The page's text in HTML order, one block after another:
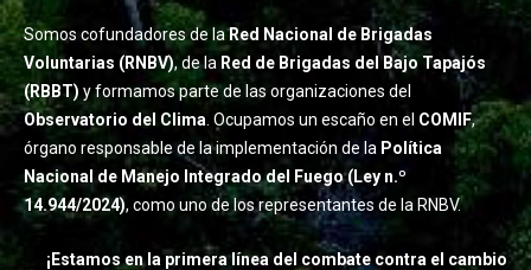
Somos cofundadores de laRed Nacional de Brigadas
Voluntarias (RNBV), de la Red de Brigadas del Bajo Tapajós
(RBBT) y formamos parte de las organizaciones del
Observatorio del Clima . Ocupamos un escaño en el COMIF,
órgano responsable de la implementación de la Política
Nacional de Manejo Integrado del Fuego (Ley n.º
14.944/2024), como uno de los representantes de la RNBV.
¡Estamos en la primera línea del combate contra el cambio